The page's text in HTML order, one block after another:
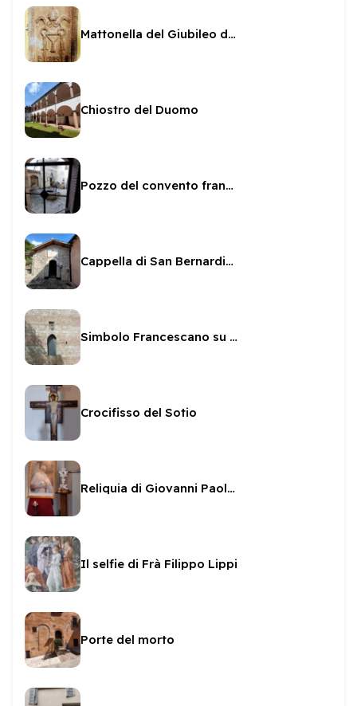
Mattonella del Giubileo del Papa Spoletino (1825)
Chiostro del Duomo
Pozzo del convento francescano
Cappella di San Bernardino da Siena
Simbolo Francescano su San Domenico
Crocifisso del Sotio
Reliquia di Giovanni Paolo II
Il selfie di Frà Filippo Lippi
Porte del morto